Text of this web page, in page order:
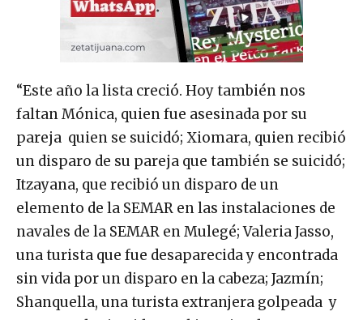
“Este año la lista creció. Hoy también nos
faltan Mónica, quien fue asesinada por su
pareja quien se suicidó; Xiomara, quien recibió
un disparo de su pareja que también se suicidó;
Itzayana, que recibió un disparo de un
elemento de la SEMAR en las instalaciones de
navales de la SEMAR en Mulegé; Valeria Jasso,
una turista que fue desaparecida y encontrada
sin vida por un disparo en la cabeza; Jazmín;
Shanquella, una turista extranjera golpeada y